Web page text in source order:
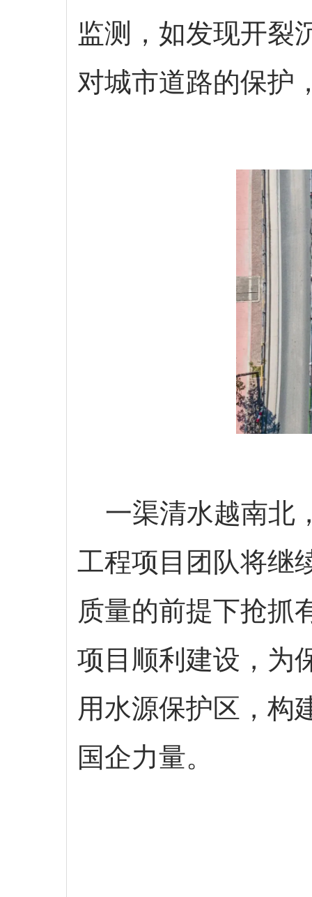
监测，如发现开裂
对城市道路的保护
一渠清水越南北
工程项目团队将继
质量的前提下抢抓
项目顺利建设，为
用水源保护区，构
国企力量。